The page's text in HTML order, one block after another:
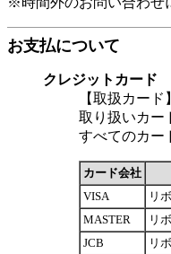
お支払について
クレジットカード
【取扱カード】
取り扱いカー
すべてのカー
カード会社
VISA
リ
MASTER
リ
JCB
リ